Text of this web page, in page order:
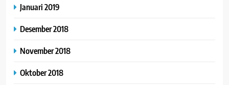
Januari 2019
Desember 2018
November 2018
Oktober 2018